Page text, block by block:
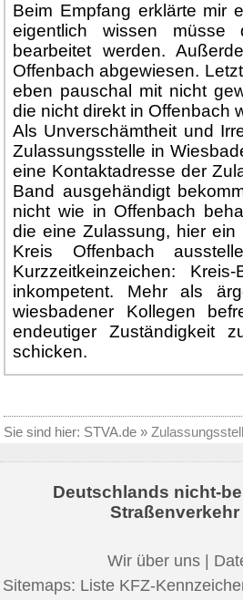
Beim Empfang erklärte mir
eigentlich wissen müsse
bearbeitet werden.
Offenbach abgewiesen.
eben pauschal mit nicht
die nicht direkt in Offenbach
Als Unverschämtheit und
Zulassungsstelle in
eine Kontaktadresse der
Band ausgehändigt
nicht wie in Offenbach
die eine Zulassung, hier
Kreis Offenbach
Kurzzeitkeinzeichen:
inkompetent. Mehr als
wiesbadener Kollegen
endeutiger Zuständigkeit
schicken.
Sie sind hier: STVA.de »
Deutschlands nicht-
Wir über uns
Sitemaps: Liste KFZ-